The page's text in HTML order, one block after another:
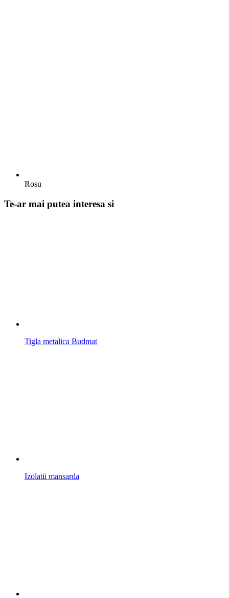
Rosu
Te-ar mai putea interesa si
Tigla metalica Budmat
Izolatii mansarda